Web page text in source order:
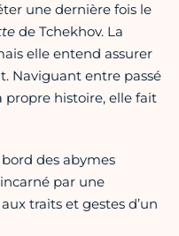
une dernière fois le
de Tchekhov. La
elle entend assurer
Naviguant entre passé
propre histoire, elle fait
des abymes
par une
traits et gestes d’un